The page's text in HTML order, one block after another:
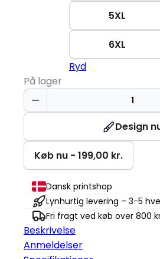
5XL
6XL
Ryd
På lager
Langærmet
Poloshirt
Dame
antal
Design
Køb nu - 199,00 kr.
Dansk printshop
Lynhurtig levering – 3-5
Fri fragt ved køb over 800
Beskrivelse
Anmeldelser